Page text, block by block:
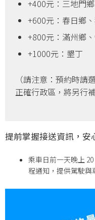
+400元：三地門
+600元：春日鄉
+800元：滿州鄉
+1000元：墾丁
（請注意：預約時請
正確行政區，將另行
提前掌握接送資訊，安
乘車日前一天晚上
程通知，提供駕駛與